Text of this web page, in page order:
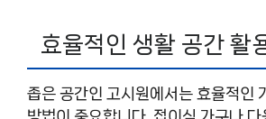
효율적인 생활 공간 활
좁은 공간인 고시원에서는 효율적인